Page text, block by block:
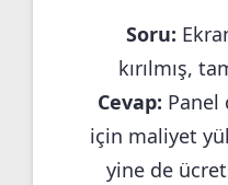
Soru:
kırılmış,
Cevap:
için maliyet
yine de